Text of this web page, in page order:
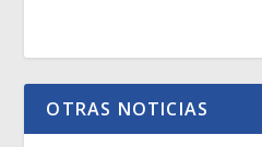
OTRAS NOTICIAS